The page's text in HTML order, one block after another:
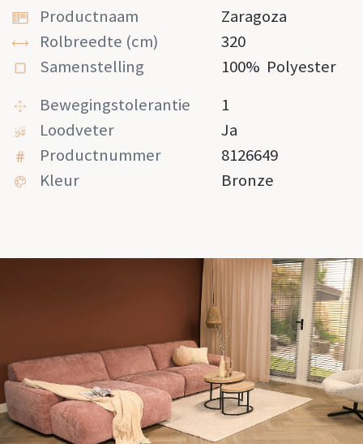
Productnaam
Zaragoza
Rolbreedte (cm)
320
Samenstelling
100% Polyester
Bewegingstolerantie
1
Loodveter
Ja
Productnummer
8126649
Kleur
Bronze